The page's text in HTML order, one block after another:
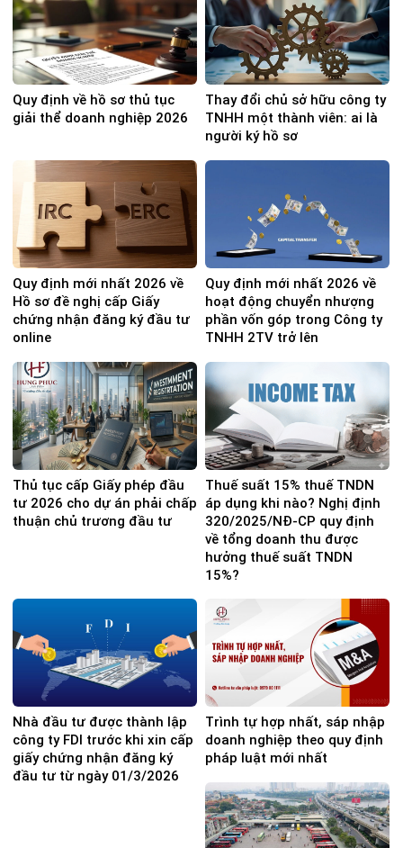
Quy định về hồ sơ thủ tục
giải thể doanh nghiệp 2026
Thay đổi chủ sở hữu công ty
TNHH một thành viên: ai là
người ký hồ sơ
Quy định mới nhất 2026 về
Hồ sơ đề nghị cấp Giấy
chứng nhận đăng ký đầu tư
online
Quy định mới nhất 2026 về
hoạt động chuyển nhượng
phần vốn góp trong Công ty
TNHH 2TV trở lên
Thủ tục cấp Giấy phép đầu
tư 2026 cho dự án phải chấp
thuận chủ trương đầu tư
Thuế suất 15% thuế TNDN
áp dụng khi nào? Nghị định
320/2025/NĐ-CP quy định
về tổng doanh thu được
hưởng thuế suất TNDN
15%?
Nhà đầu tư được thành lập
công ty FDI trước khi xin cấp
giấy chứng nhận đăng ký
đầu tư từ ngày 01/3/2026
Trình tự hợp nhất, sáp nhập
doanh nghiệp theo quy định
pháp luật mới nhất